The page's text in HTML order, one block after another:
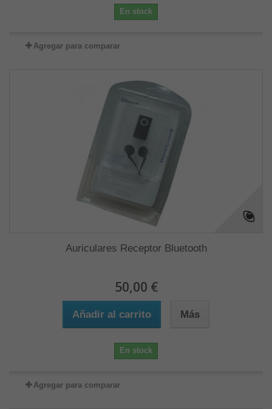
En stock
Agregar para comparar
Auriculares Receptor Bluetooth
50,00 €
Añadir al carrito Más
En stock
Agregar para comparar